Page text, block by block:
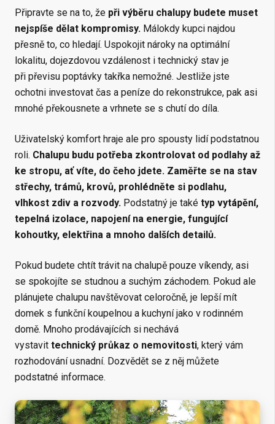
Připravte se na to, že při výběru chalupy budete muset
nejspíše dělat kompromisy. Málokdy kupci najdou
přesně to, co hledají. Uspokojit nároky na optimální
lokalitu, dojezdovou vzdálenost i technický stav je
při převisu poptávky takřka nemožné. Jestliže jste
ochotni investovat čas a peníze do rekonstrukce, pak asi
mnohé překousnete a vrhnete se s chutí do díla.
Uživatelský komfort hraje ale pro spousty lidí podstatnou
roli. Chalupu budu potřeba zkontrolovat od podlahy až
ke stropu, ať víte, do čeho jdete. Zaměřte se na stav
střechy, trámů, krovů, prohlédněte si podlahu,
vlhkost zdiv a rozvody. Podstatný je také typ vytápění,
tepelná izolace, napojení na energie, fungující
kohoutky, elektřina a mnoho dalších detailů.
Pokud budete chtít trávit na chalupě pouze víkendy, asi
se spokojíte se studnou a suchým záchodem. Pokud ale
plánujete chalupu navštěvovat celoročně, je lepší mít
domek s funkční koupelnou a kuchyní jako v rodinném
domě. Mnoho prodávajících si nechává
vystavit technický průkaz o nemovitosti, který vám
rozhodování usnadní. Dozvědět se z něj můžete
podstatné informace.